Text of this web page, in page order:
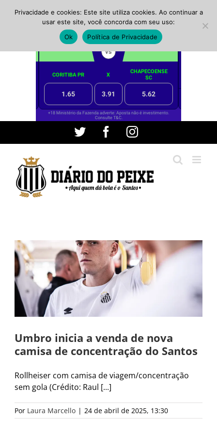
conteúdo
Twitter FacebookInstagram
Umbro inicia a venda de nova
camisa de concentração do Santos
Rollheiser com camisa de viagem/concentração
sem gola (Crédito: Raul [...]
Por Laura Marcello | 24 de abril de 2025, 13:30
Privacidade e cookies: Este site utiliza cookies. Ao continuar a
usar este site, você concorda com seu uso:
Ok
Política de Privacidade